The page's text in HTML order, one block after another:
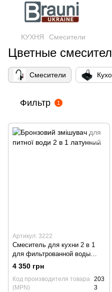
КУХНЯ Смесители
Цветные
Смесители
Фильтр 1
Артикул: 3222
Смеситель для кухни 2 в 1
для фильтрованной воды
2038 бронза
4 350 грн
Код производителя товара
(MPN)
203
3